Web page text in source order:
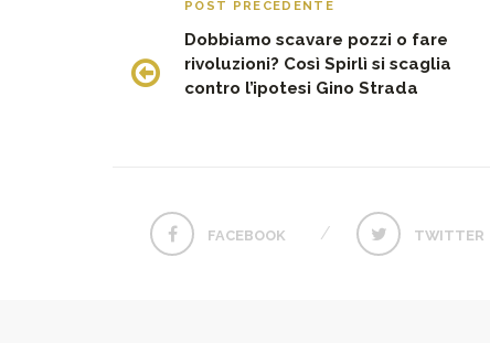
POST PRECEDENTE
Dobbiamo scavare pozzi o fare
rivoluzioni? Così Spirlì si scaglia
contro l’ipotesi Gino Strada
FACEBOOK TWITTER